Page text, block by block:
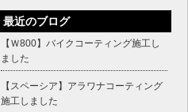
最近のブログ
【Ｗ800】バイクコーティング施工し
ました
【スペーシア】アラワナコーティング
施工しました